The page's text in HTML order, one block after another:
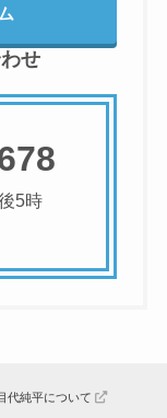
せ
5時
代純平について